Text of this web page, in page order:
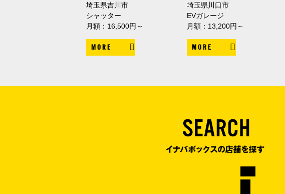
埼玉県吉川市
シャッター
月額：16,500円～
MORE
埼玉県川口市
EVガレージ
月額：13,200円～
MORE